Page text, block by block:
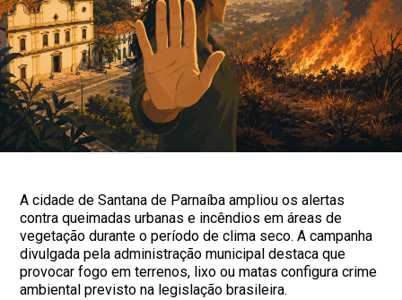
A cidade de Santana de Parnaíba ampliou os alertas
contra queimadas urbanas e incêndios em áreas de
vegetação durante o período de clima seco. A campanha
divulgada pela administração municipal destaca que
provocar fogo em terrenos, lixo ou matas configura crime
ambiental previsto na legislação brasileira.